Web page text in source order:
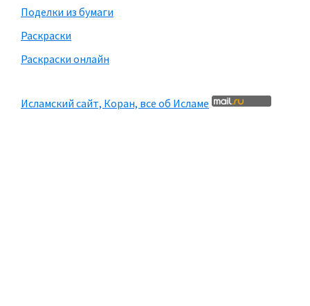
Поделки из бумаги
Раскраски
Раскраски онлайн
Исламский сайт, Коран, все об Исламе